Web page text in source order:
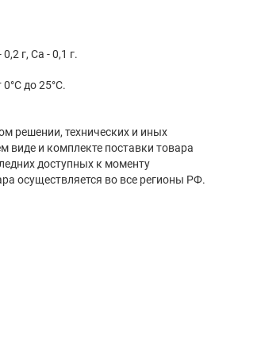
г, Са - 0,1 г.
до 25°С.
решении, технических и иных
виде и комплекте поставки товара
доступных к моменту
осуществляется во все регионы РФ.